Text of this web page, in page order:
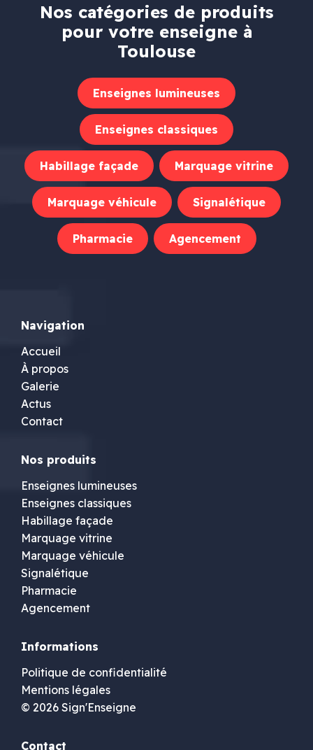
Nos catégories de produits
pour votre enseigne à
Toulouse
Enseignes lumineuses
Enseignes classiques
Habillage façade Marquage vitrine
Marquage véhicule Signalétique
Pharmacie Agencement
Navigation
Accueil
À propos
Galerie
Actus
Contact
Nos produits
Enseignes lumineuses
Enseignes classiques
Habillage façade
Marquage vitrine
Marquage véhicule
Signalétique
Pharmacie
Agencement
Informations
Politique de confidentialité
Mentions légales
© 2026 Sign'Enseigne
Contact